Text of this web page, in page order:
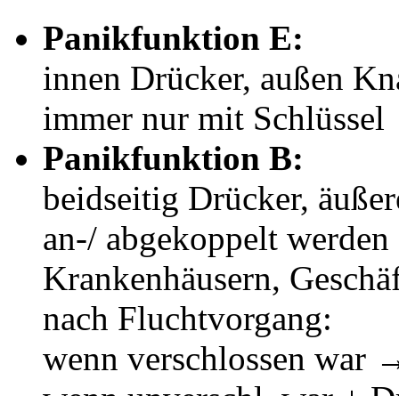
Panikfunktion E:
innen Drücker, außen
immer nur mit Schlüssel
Panikfunktion B:
beidseitig Drücker,
an-/ abgekoppelt
Krankenhäusern,
nach Fluchtvorgang:
wenn verschlossen war